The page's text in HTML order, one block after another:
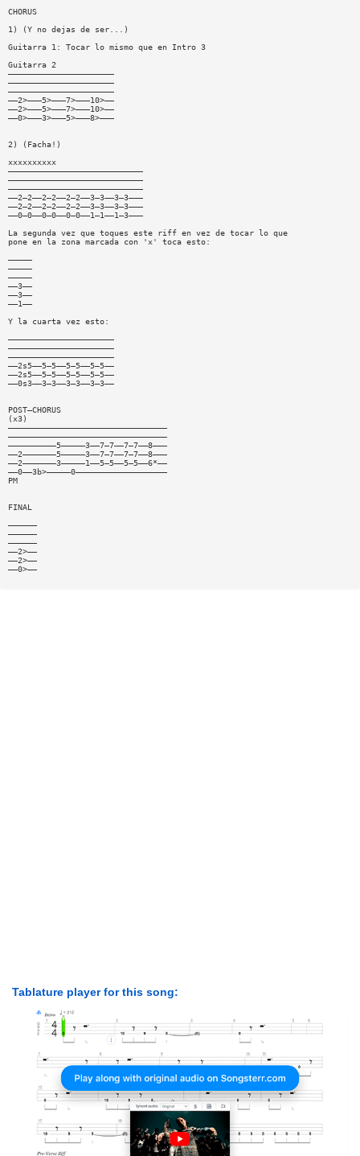
CHORUS
1) (Y no dejas de ser...)
Guitarra 1: Tocar lo mismo que en Intro 3
Guitarra 2
——————————————————————
——————————————————————
——————————————————————
——2>———5>———7>———10>——
——2>———5>———7>———10>——
——0>———3>———5>———8>———
2) (Facha!)
xxxxxxxxxx
————————————————————————————
————————————————————————————
————————————————————————————
——2—2——2—2——2—2——3—3——3—3———
——2—2——2—2——2—2——3—3——3—3———
——0—0——0—0——0—0——1—1——1—3———
La segunda vez que toques este riff en vez de tocar lo que
pone en la zona marcada con 'x' toca esto:
—————
—————
—————
——3——
——3——
——1——
Y la cuarta vez esto:
——————————————————————
——————————————————————
——————————————————————
——2s5——5—5——5—5——5—5——
——2s5——5—5——5—5——5—5——
——0s3——3—3——3—3——3—3——
POST—CHORUS
(x3)
—————————————————————————————————
—————————————————————————————————
——————————5—————3——7—7——7—7——8———
——2———————5—————3——7—7——7—7——8———
——2———————3—————1——5—5——5—5——6*——
——0——3b>—————0———————————————————
PM
FINAL
——————
——————
——————
——2>——
——2>——
——0>——
Tablature player for this song: